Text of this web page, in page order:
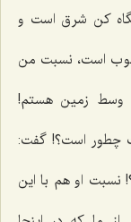
کن شرق است و
است، نسبت من
وسط زمین هستم!
چطور است؟! گفت:
او هم با این